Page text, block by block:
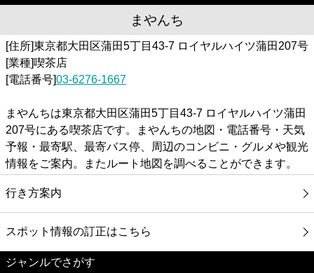
まやんち
[住所]東京都大田区蒲田5丁目43-7 ロイヤルハイツ蒲田207号
[業種]喫茶店
[電話番号]03-6276-1667
まやんちは東京都大田区蒲田5丁目43-7 ロイヤルハイツ蒲田
207号にある喫茶店です。まやんちの地図・電話番号・天気
予報・最寄駅、最寄バス停、周辺のコンビニ・グルメや観光
情報をご案内。またルート地図を調べることができます。
行き方案内
スポット情報の訂正はこちら
ジャンルでさがす